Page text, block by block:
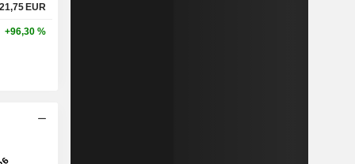
21,75 EUR
+96,30 %